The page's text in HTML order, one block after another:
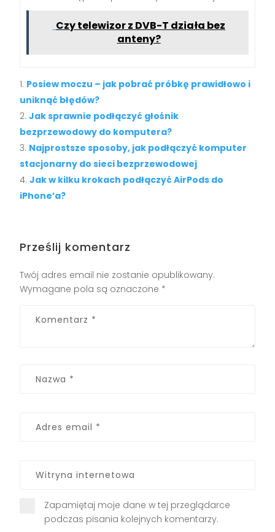
Czy telewizor z DVB-T działa bez
anteny?
Posiew moczu – jak pobrać próbkę prawidłowo i
uniknąć błędów?
Jak sprawnie podłączyć głośnik
bezprzewodowy do komputera?
Najprostsze sposoby, jak podłączyć komputer
stacjonarny do sieci bezprzewodowej
Jak w kilku krokach podłączyć AirPods do
iPhone’a?
Prześlij komentarz
Twój adres email nie zostanie opublikowany.
Wymagane pola są oznaczone *
Zapamiętaj moje dane w tej przeglądarce
podczas pisania kolejnych komentarzy.